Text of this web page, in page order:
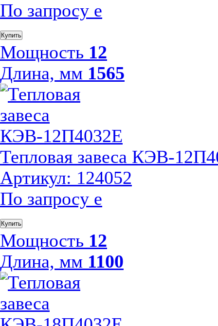
По запросу е
Купить
Мощность 12
Длина, мм 1565
Тепловая завеса КЭВ-
Артикул: 124052
По запросу е
Купить
Мощность 12
Длина, мм 1100